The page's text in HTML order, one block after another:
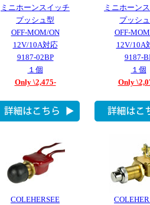
ミニホーンスイッチ
プッシュ型
OFF-MOM/ON
12V/10A対応
9187-02BP
１個
Only \2,475-
ミニホーン
プッシ
OFF-
12V/10A
9187-
１個
Only
COLEHERSEE